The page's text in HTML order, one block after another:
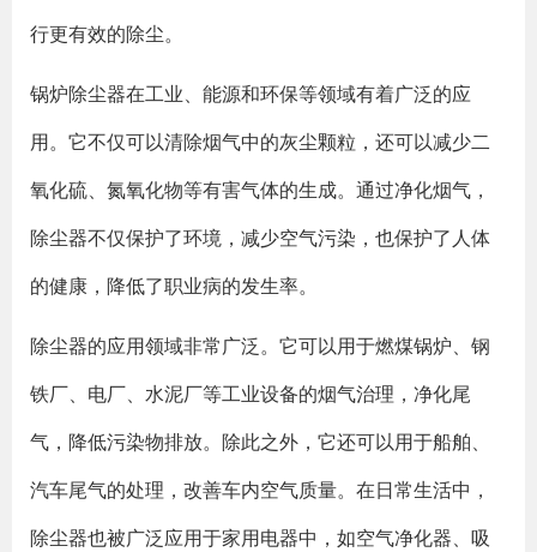
行更有效的除尘。
锅炉除尘器在工业、能源和环保等领域有着广泛的应
用。它不仅可以清除烟气中的灰尘颗粒，还可以减少二
氧化硫、氮氧化物等有害气体的生成。通过净化烟气，
除尘器不仅保护了环境，减少空气污染，也保护了人体
的健康，降低了职业病的发生率。
除尘器的应用领域非常广泛。它可以用于燃煤锅炉、钢
铁厂、电厂、水泥厂等工业设备的烟气治理，净化尾
气，降低污染物排放。除此之外，它还可以用于船舶、
汽车尾气的处理，改善车内空气质量。在日常生活中，
除尘器也被广泛应用于家用电器中，如空气净化器、吸